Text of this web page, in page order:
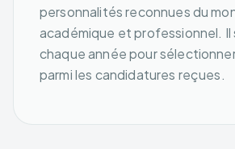
personnalités reconnues du
académique et professionnel. Il
chaque année pour
parmi les candidatures reçues.